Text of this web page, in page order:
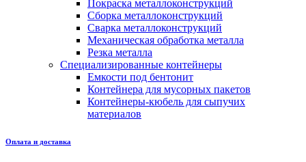
Покраска металлоконструкций
Сборка металлоконструкций
Сварка металлоконструкций
Механическая обработка металла
Резка металла
Специализированные контейнеры
Емкости под бентонит
Контейнера для мусорных пакетов
Контейнеры-кюбель для сыпучих
материалов
Оплата и доставка